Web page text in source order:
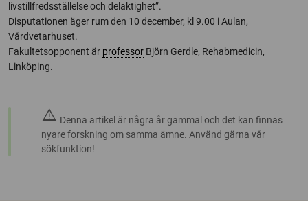
livstillfredsställelse och delaktighet”.
Disputationen äger rum den 10 december, kl 9.00 i Aulan,
Vårdvetarhuset.
Fakultetsopponent är professor Björn Gerdle, Rehabmedicin,
Linköping.
warning Denna artikel är några år gammal och det kan finnas
nyare forskning om samma ämne. Använd gärna vår
sökfunktion!